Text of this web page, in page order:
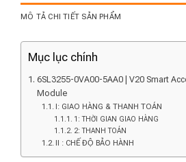
MÔ TẢ CHI TIẾT SẢN PHẨM
Mục lục chính
6SL3255-0VA00-5AA0 | V20 Smart
Module
I: GIAO HÀNG & THANH TOÁN
1: THỜI GIAN GIAO HÀNG
2: THANH TOÁN
II : CHẾ ĐỘ BẢO HÀNH